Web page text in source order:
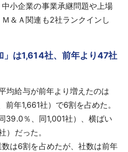
小企業の事業承継問題や上場
＆Ａ関連も2社ランクインし
」は1,614社、前年より47社
均給与が前年より増えたのは
年1,661社）で6割を占めた。
39.0％、同1,001社）、横ばい
）だった。
は6割を占めたが、社数は前年